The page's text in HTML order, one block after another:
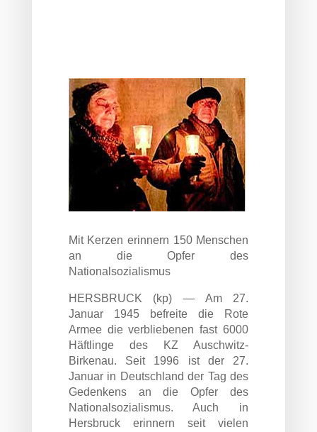
Mit Kerzen erinnern 150 Menschen
an die Opfer des
Nationalsozialismus
HERSBRUCK (kp) — Am 27.
Januar 1945 befreite die Rote
Armee die verbliebenen fast 6000
Häftlinge des KZ Auschwitz-
Birkenau. Seit 1996 ist der 27.
Januar in Deutschland der Tag des
Gedenkens an die Opfer des
Nationalsozialismus. Auch in
Hersbruck erinnern seit vielen